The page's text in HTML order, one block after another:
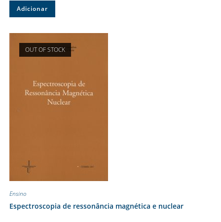
Adicionar
OUT OF STOCK
Ensino
Espectroscopia de ressonância magnética e nuclear